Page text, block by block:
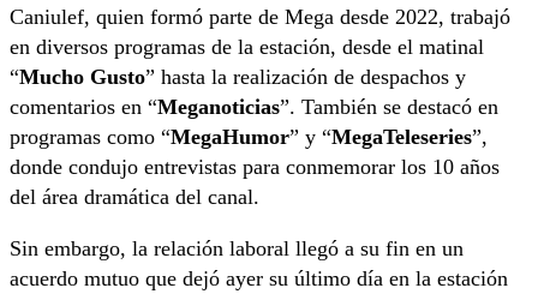
Caniulef, quien formó parte de Mega desde 2022, trabajó
en diversos programas de la estación, desde el matinal
“Mucho Gusto” hasta la realización de despachos y
comentarios en “Meganoticias”. También se destacó en
programas como “MegaHumor” y “MegaTeleseries”,
donde condujo entrevistas para conmemorar los 10 años
del área dramática del canal.
Sin embargo, la relación laboral llegó a su fin en un
acuerdo mutuo que dejó ayer su último día en la estación